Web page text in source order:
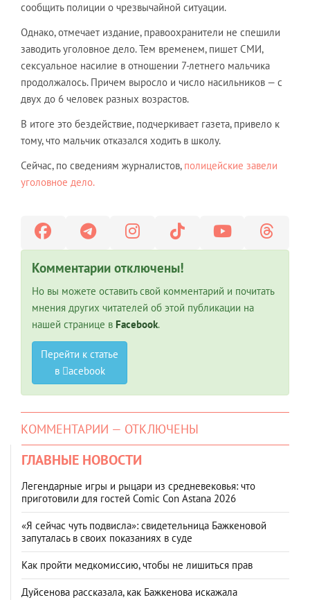
сообщить полиции о чрезвычайной ситуации.
Однако, отмечает издание, правоохранители не спешили
заводить уголовное дело. Тем временем, пишет СМИ,
сексуальное насилие в отношении 7-летнего мальчика
продолжалось. Причем выросло и число насильников — с
двух до 6 человек разных возрастов.
В итоге это бездействие, подчеркивает газета, привело к
тому, что мальчик отказался ходить в школу.
Сейчас, по сведениям журналистов, полицейские завели
уголовное дело.
Комментарии отключены!
Но вы можете оставить свой комментарий и почитать
мнения других читателей об этой публикации на
нашей странице в Facebook.
Перейти к статье
в
acebook
КОММЕНТАРИИ — ОТКЛЮЧЕНЫ
ГЛАВНЫЕ НОВОСТИ
Легендарные игры и рыцари из средневековья: что
приготовили для гостей Comic Con Astana 2026
«Я сейчас чуть подвисла»: свидетельница Бажкеновой
запуталась в своих показаниях в суде
Как пройти медкомиссию, чтобы не лишиться прав
Дуйсенова рассказала, как Бажкенова искажала